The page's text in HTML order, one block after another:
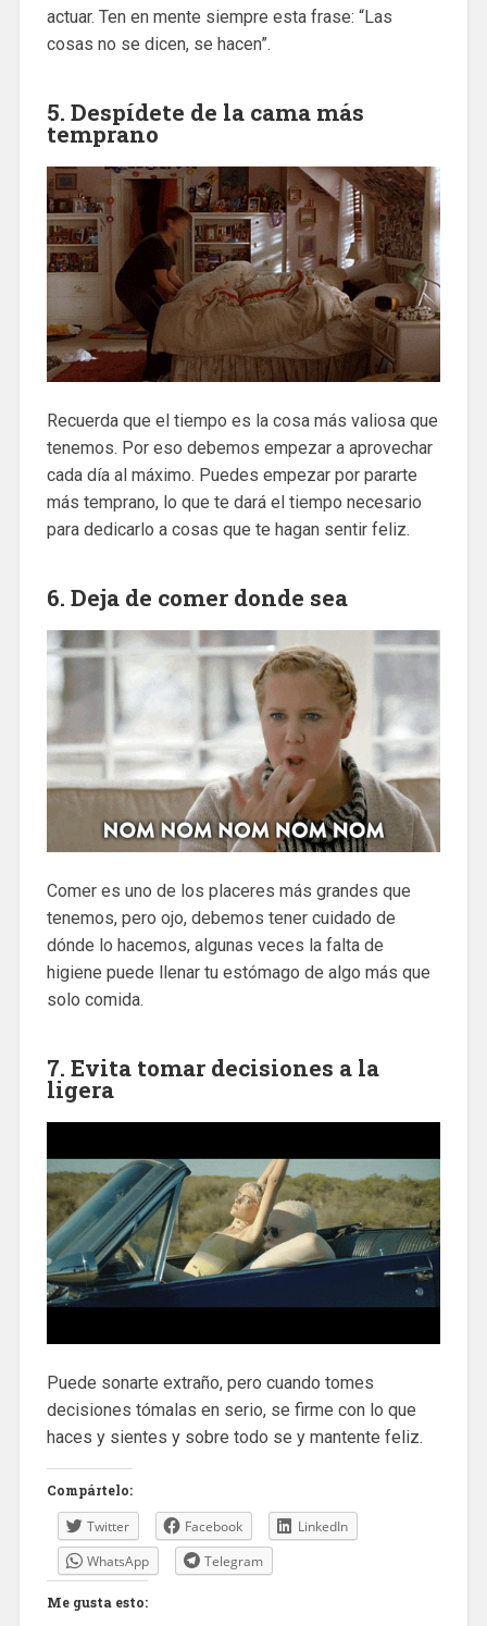
actuar. Ten en mente siempre esta frase: “Las
cosas no se dicen, se hacen”.
5. Despídete de la cama más
temprano
Recuerda que el tiempo es la cosa más valiosa que
tenemos. Por eso debemos empezar a aprovechar
cada día al máximo. Puedes empezar por pararte
más temprano, lo que te dará el tiempo necesario
para dedicarlo a cosas que te hagan sentir feliz.
6. Deja de comer donde sea
Comer es uno de los placeres más grandes que
tenemos, pero ojo, debemos tener cuidado de
dónde lo hacemos, algunas veces la falta de
higiene puede llenar tu estómago de algo más que
solo comida.
7. Evita tomar decisiones a la
ligera
Puede sonarte extraño, pero cuando tomes
decisiones tómalas en serio, se firme con lo que
haces y sientes y sobre todo se y mantente feliz.
Compártelo:
Twitter Facebook
LinkedIn
WhatsApp
Telegram
Me gusta esto: